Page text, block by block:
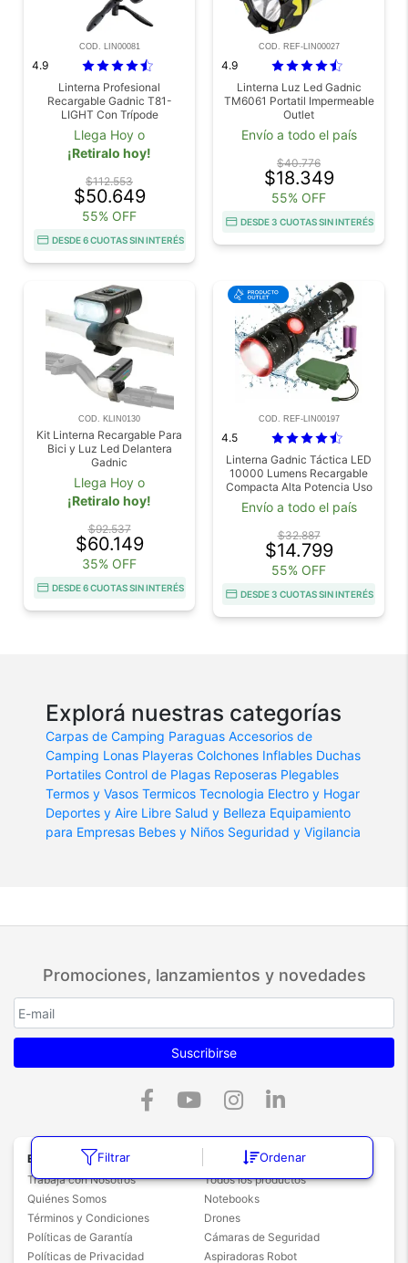
Filtrar Ordenar
COD. LIN00081
4.9
Linterna Profesional
Recargable Gadnic T81-
LIGHT Con Trípode
Desmontable
Llega Hoy o
¡Retiralo hoy!
$112.553
$50.649
55% OFF
DESDE 6 CUOTAS SIN INTERÉS
COD. REF-LIN00027
4.9
Linterna Luz Led Gadnic
TM6061 Portatil Impermeable
Outlet
Envío a todo el país
$40.776
$18.349
55% OFF
DESDE 3 CUOTAS SIN INTERÉS
COD. KLIN0130
Kit Linterna Recargable Para
Bici y Luz Led Delantera
Gadnic
Llega Hoy o
¡Retiralo hoy!
$92.537
$60.149
35% OFF
DESDE 6 CUOTAS SIN INTERÉS
COD. REF-LIN00197
4.5
Linterna Gadnic Táctica LED
10000 Lumens Recargable
Compacta Alta Potencia Uso
Exterior Outlet
Envío a todo el país
$32.887
$14.799
55% OFF
DESDE 3 CUOTAS SIN INTERÉS
Explorá nuestras categorías
Carpas de Camping Paraguas Accesorios de
Camping Lonas Playeras Colchones Inflables Duchas
Portatiles Control de Plagas Reposeras Plegables
Termos y Vasos Termicos Tecnologia Electro y Hogar
Deportes y Aire Libre Salud y Belleza Equipamiento
para Empresas Bebes y Niños Seguridad y Vigilancia
Promociones, lanzamientos y novedades
Suscribirse
Empresa
Trabajá con Nosotros
Quiénes Somos
Términos y Condiciones
Políticas de Garantía
Políticas de Privacidad
Categorías
Todos los productos
Notebooks
Drones
Cámaras de Seguridad
Aspiradoras Robot